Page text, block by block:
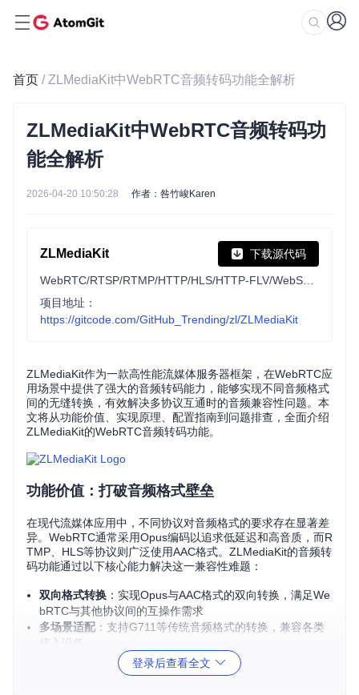
首页 / ZLMediaKit中WebRTC音频转码功能全解析
ZLMediaKit中WebRTC音频转码功
能全解析
2026-04-20 10:50:28 作者：咎竹峻Karen
ZLMediaKit 下载源代码
项目地址：
https://gitcode.com/GitHub_Trending/zl/ZLMediaKit
ZLMediaKit作为一款高性能流媒体服务器框架，在WebRTC应
用场景中提供了强大的音频转码能力，能够实现不同音频格式
间的无缝转换，有效解决多协议互通时的音频兼容性问题。本
文将从功能价值、实现原理、配置指南到问题排查，全面介绍
ZLMediaKit的WebRTC音频转码功能。
功能价值：打破音频格式壁垒
在现代流媒体应用中，不同协议对音频格式的要求存在显著差
异。WebRTC通常采用Opus编码以追求低延迟和高音质，而R
TMP、HLS等协议则广泛使用AAC格式。ZLMediaKit的音频转
码功能通过以下核心能力解决这一兼容性难题：
双向格式转换 ：实现Opus与AAC格式的双向转换，满足We
bRTC与其他协议间的互操作需求
多场景适配 ：支持G711等传统音频格式的转换，兼容各类
接入设备
：转码过程无需人工干预，系统根据协议类型自
登录后查看全文